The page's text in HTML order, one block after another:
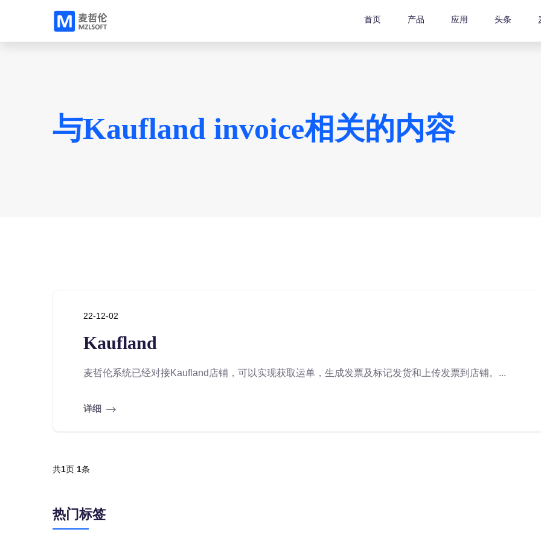
首页 产品 应用 头条
与Kaufland invoice相关的内容
22-12-02
Kaufland
麦哲伦系统已经对接Kaufland店铺，可以实现获取运单，生成发票及标记发货和上传发票到店铺。...
详细
共1页 1条
热门标签